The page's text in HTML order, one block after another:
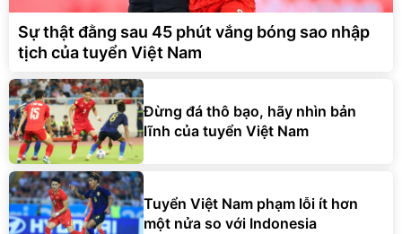
Sự thật đằng sau 45 phút vắng bóng sao nhập
tịch của tuyển Việt Nam
Đừng đá thô bạo, hãy nhìn bản
lĩnh của tuyển Việt Nam
Tuyển Việt Nam phạm lỗi ít hơn
một nửa so với Indonesia